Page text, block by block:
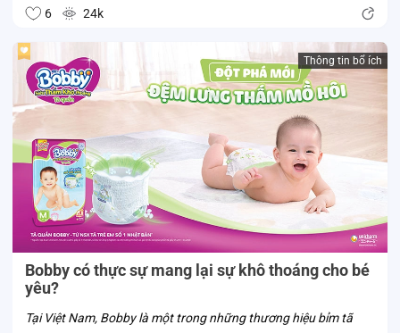
6 24k
Thông tin bổ ích
Bobby có thực sự mang lại sự khô thoáng cho bé
yêu?
Tại Việt Nam, Bobby là một trong những thương hiệu bỉm tã